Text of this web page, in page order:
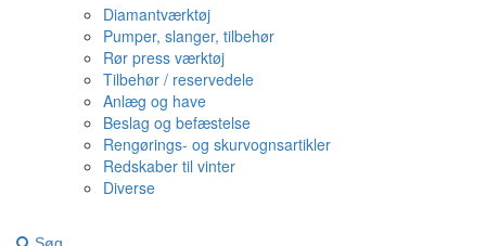
Diamantværktøj
Pumper, slanger, tilbehør
Rør press værktøj
Tilbehør / reservedele
Anlæg og have
Beslag og befæstelse
Rengørings- og skurvognsartikler
Redskaber til vinter
Diverse